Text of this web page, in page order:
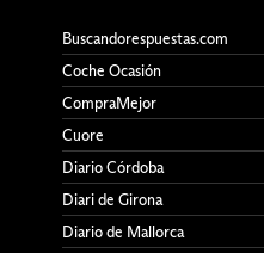
Buscandorespuestas.com
Coche Ocasión
CompraMejor
Cuore
Diario Córdoba
Diari de Girona
Diario de Mallorca